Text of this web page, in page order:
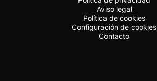
Aviso legal
Política de cookies
Configuración de cookies
Contacto